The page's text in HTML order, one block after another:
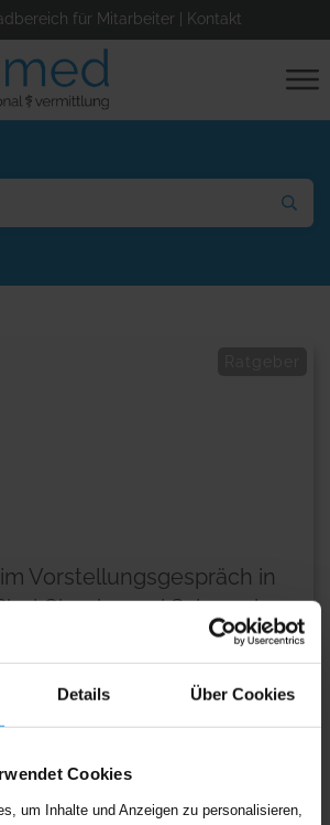
Details Über Cookies
Cookies
um Inhalte und Anzeigen zu personalisieren,
für Mitarbeiter Kontakt
Vorstellungsgespräch in
Chucks und Schmuck
die Haare zum Zopf
die Piercings im Ohr...